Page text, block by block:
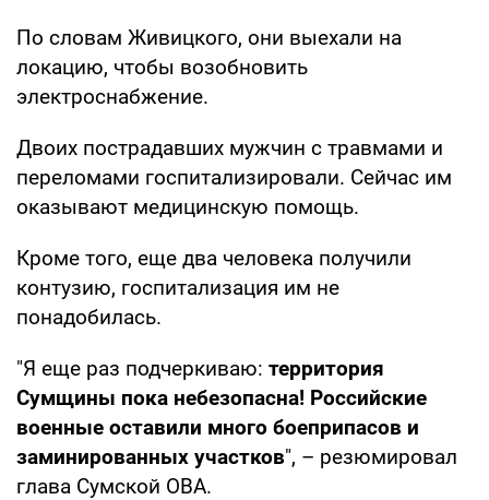
По словам Живицкого, они выехали на
локацию, чтобы возобновить
электроснабжение.
Двоих пострадавших мужчин с травмами и
переломами госпитализировали. Сейчас им
оказывают медицинскую помощь.
Кроме того, еще два человека получили
контузию, госпитализация им не
понадобилась.
"Я еще раз подчеркиваю: территория
Сумщины пока небезопасна! Российские
военные оставили много боеприпасов и
заминированных участков", – резюмировал
глава Сумской ОВА.